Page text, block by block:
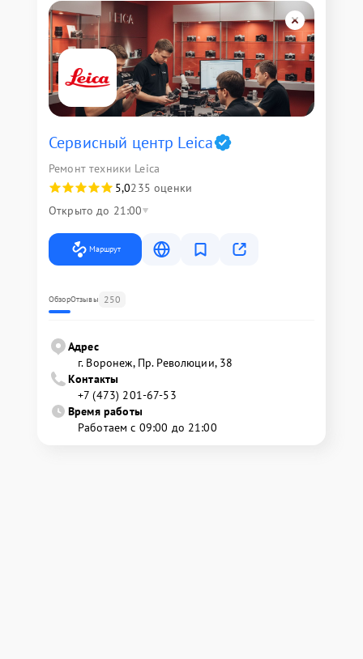
Сервисный центр Leica
Ремонт техники Leica
5,0235 оценки
Открыто до 21:00
Маршрут
ОбзорОтзывы 250
Адрес
г. Воронеж, Пр. Революции, 38
Контакты
+7 (473) 201-67-53
Время работы
Работаем с 09:00 до 21:00